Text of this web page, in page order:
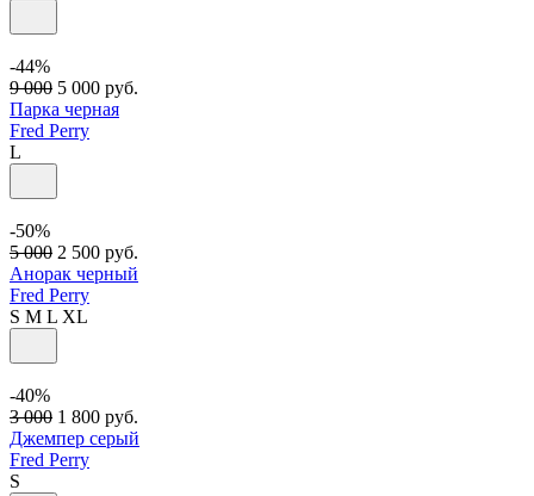
-44%
9 000 5 000 руб.
Парка черная
Fred Perry
L
-50%
5 000 2 500 руб.
Анорак черный
Fred Perry
S M L XL
-40%
3 000 1 800 руб.
Джемпер серый
Fred Perry
S